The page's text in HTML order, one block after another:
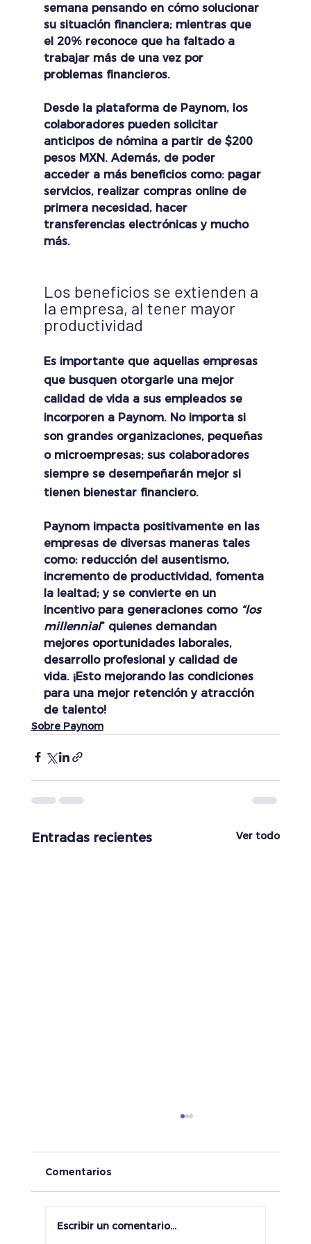
semana pensando en cómo solucionar
su situación financiera; mientras que
el 20% reconoce que ha faltado a
trabajar más de una vez por
problemas financieros.
Desde la plataforma de Paynom, los
colaboradores pueden solicitar
anticipos de nómina a partir de $200
pesos MXN. Además, de poder
acceder a más beneficios como: pagar
servicios, realizar compras online de
primera necesidad, hacer
transferencias electrónicas y mucho
más.
Los beneficios se extienden a
la empresa, al tener mayor
productividad
Es importante que aquellas empresas
que busquen otorgarle una mejor
calidad de vida a sus empleados se
incorporen a Paynom. No importa si
son grandes organizaciones, pequeñas
o microempresas; sus colaboradores
siempre se desempeñarán mejor si
tienen bienestar financiero.
Paynom impacta positivamente en las
empresas de diversas maneras tales
como: reducción del ausentismo,
incremento de productividad, fomenta
la lealtad; y se convierte en un
incentivo para generaciones como “los
millennial” quienes demandan
mejores oportunidades laborales,
desarrollo profesional y calidad de
vida. ¡Esto mejorando las condiciones
para una mejor retención y atracción
de talento!
Sobre Paynom
Entradas recientes Ver todo
Comentarios
Escribir un comentario...